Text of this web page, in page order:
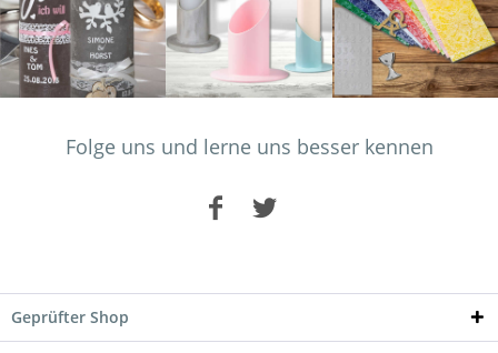
Folge uns und lerne uns besser kennen
Geprüfter Shop